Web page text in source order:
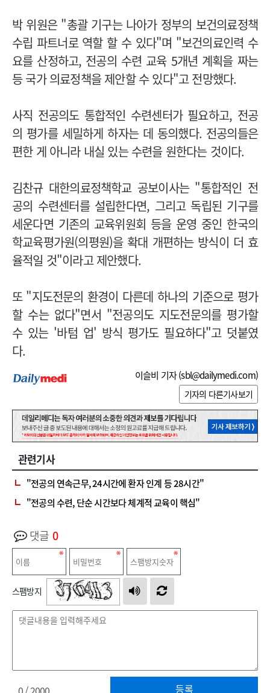
박 위원은 "총괄 기구는 나아가 정부의 보건의료정책
수립 파트너로 역할 할 수 있다"며 "보건의료인력 수
요를 산정하고, 전공의 수련 교육 5개년 계획을 짜는
등 국가 의료정책을 제안할 수 있다"고 전망했다.
사직 전공의도 통합적인 수련센터가 필요하고, 전공
의 평가를 세밀하게 하자는 데 동의했다. 전공의들은
편한 게 아니라 내실 있는 수련을 원한다는 것이다.
김찬규 대한의료정책학교 공보이사는 "통합적인 전
공의 수련센터를 설립한다면, 그리고 독립된 기구를
세운다면 기존의 교육위원회 등을 운영 중인 한국의
학교육평가원(의평원)을 확대 개편하는 방식이 더 효
율적일 것"이라고 제안했다.
또 "지도전문의 환경이 다른데 하나의 기준으로 평가
할 수는 없다"면서 "전공의도 지도전문의를 평가할
수 있는 '바텀 업' 방식 평가도 필요하다"고 덧붙였
다.
이슬비 기자 (sbl@dailymedi.com)
기자의 다른기사보기
관련기사
"전공의 연속근무, 24시간에 환자 인계 등 28시간"
"전공의 수련, 단순 시간보다 체계적 교육이 핵심"
댓글 0
스팸방지
등록